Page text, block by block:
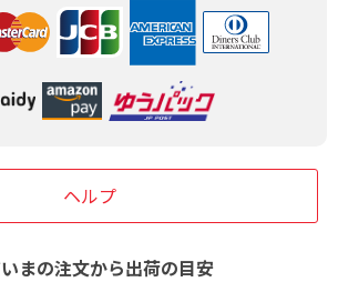
ヘルプ
まの注文から出荷の目安